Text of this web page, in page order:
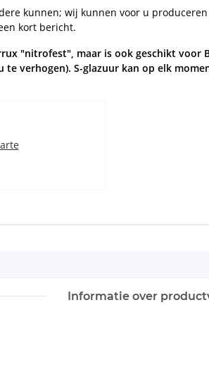
kunnen; wij kunnen voor u
kort bericht.
"nitrofest", maar is ook geschikt
verhogen). S-glazuur kan op elk
Informatie over